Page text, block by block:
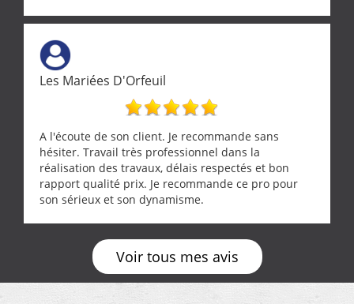
Les Mariées D'Orfeuil
A l'écoute de son client. Je recommande sans
hésiter. Travail très professionnel dans la
réalisation des travaux, délais respectés et bon
rapport qualité prix. Je recommande ce pro pour
son sérieux et son dynamisme.
Voir tous mes avis